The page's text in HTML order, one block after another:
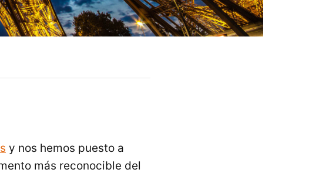
y nos hemos puesto a
más reconocible del